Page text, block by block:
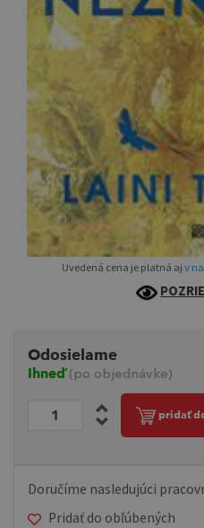
Uvedená cena je platná aj v
Odosielame
Ihneď(po objednávke)
pridať
Doručíme nasledujúci
Pridať do obľúbených